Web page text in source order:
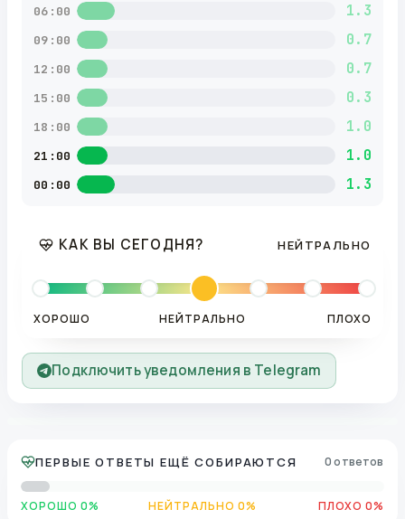
06:00 1.3
09:00 0.7
12:00 0.7
15:00 0.3
18:00 1.0
21:00 1.0
00:00 1.3
КАК ВЫ СЕГОДНЯ? НЕЙТРАЛЬНО
ХОРОШО НЕЙТРАЛЬНО ПЛОХО
Подключить уведомления в Telegram
ПЕРВЫЕ ОТВЕТЫ ЕЩЁ СОБИРАЮТСЯ 0 ответов
ХОРОШО 0% НЕЙТРАЛЬНО 0% ПЛОХО 0%